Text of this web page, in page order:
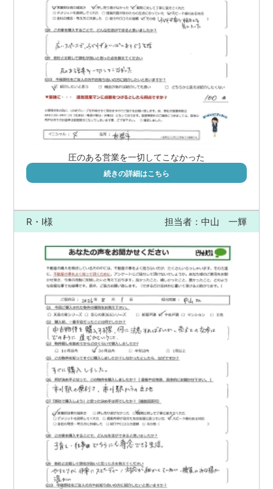
圧のある営業を一切してこなかった
続きの詳細はこちら
R・I様 担当者：中山 一輝